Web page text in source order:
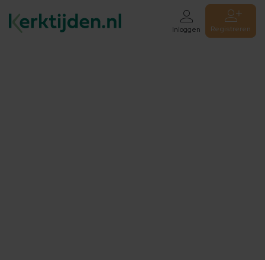
Inloggen Registreren